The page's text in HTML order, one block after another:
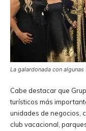
La galardonada con
Cabe destacar que
turísticos más
unidades de negocios,
club vacacional,